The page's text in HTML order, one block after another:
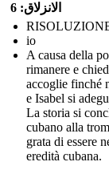
الانزلاق: 6
io
A causa della
rimanere e
accoglie finché
e Isabel si
La storia si
cubano alla
grata di essere
eredità cubana.